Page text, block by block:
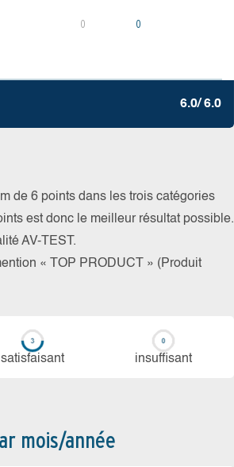
0 0
6.0/ 6.0
de 6 points dans les trois catégories
est donc le meilleur résultat possible.
AV-TEST.
« TOP PRODUCT » (Produit
sa­tis­fai­sant in­suf­fi­sant
mois/année